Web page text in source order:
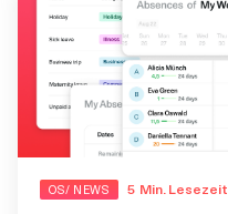
OS/ NEWS 5 Min. Lesezeit